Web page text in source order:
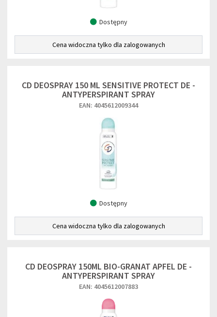
Dostępny
Cena widoczna tylko dla zalogowanych
CD DEOSPRAY 150 ML SENSITIVE PROTECT DE -
ANTYPERSPIRANT SPRAY
EAN: 4045612009344
Dostępny
Cena widoczna tylko dla zalogowanych
CD DEOSPRAY 150ML BIO-GRANAT APFEL DE -
ANTYPERSPIRANT SPRAY
EAN: 4045612007883